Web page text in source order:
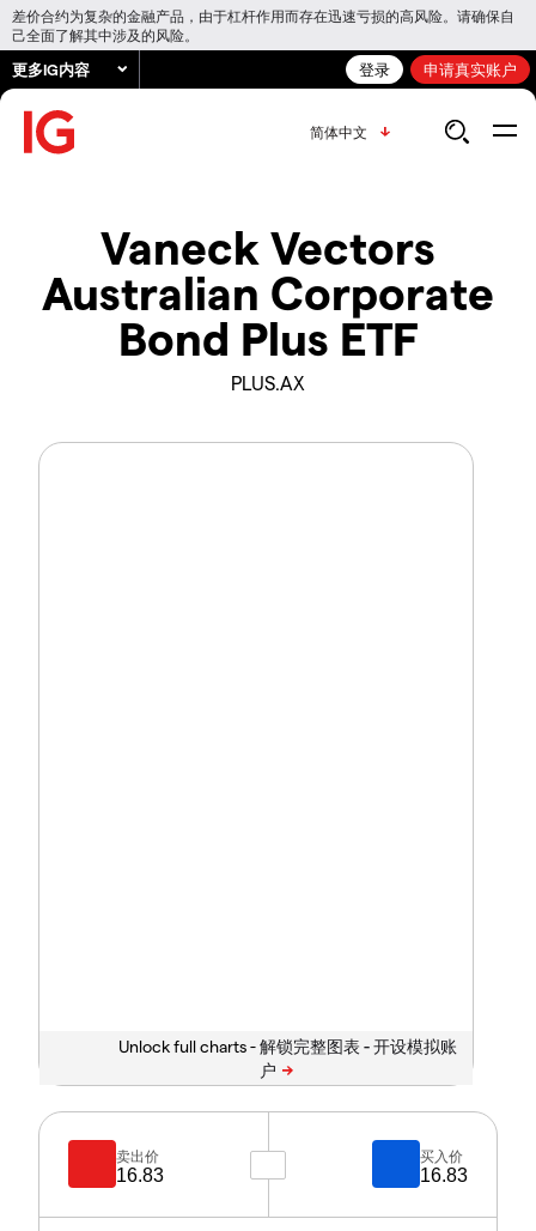
差价合约为复杂的金融产品，由于杠杆作用而存在迅速亏损的高风险。请确保自
己全面了解其中涉及的风险。
更多IG内容 登录 申请真实账户
简体中文
Vaneck Vectors
Australian Corporate
Bond Plus ETF
PLUS.AX
Unlock full charts -
卖出价
16.83
买入价
16.83